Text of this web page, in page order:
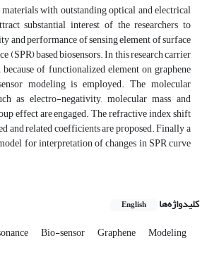
materials with outstanding optical and electrical
substantial interest of the researchers to
and performance of sensing element of surface
(SPR) based biosensors. In this research carrier
of functionalized element on graphene
modeling is employed. The molecular
as electro-negativity, molecular mass and
effect are engaged. The refractive index shift
and related coefficients are proposed. Finally a
for interpretation of changes in SPR curve
کلیدواژه‌ها English
Bio-sensor Graphene Modeling